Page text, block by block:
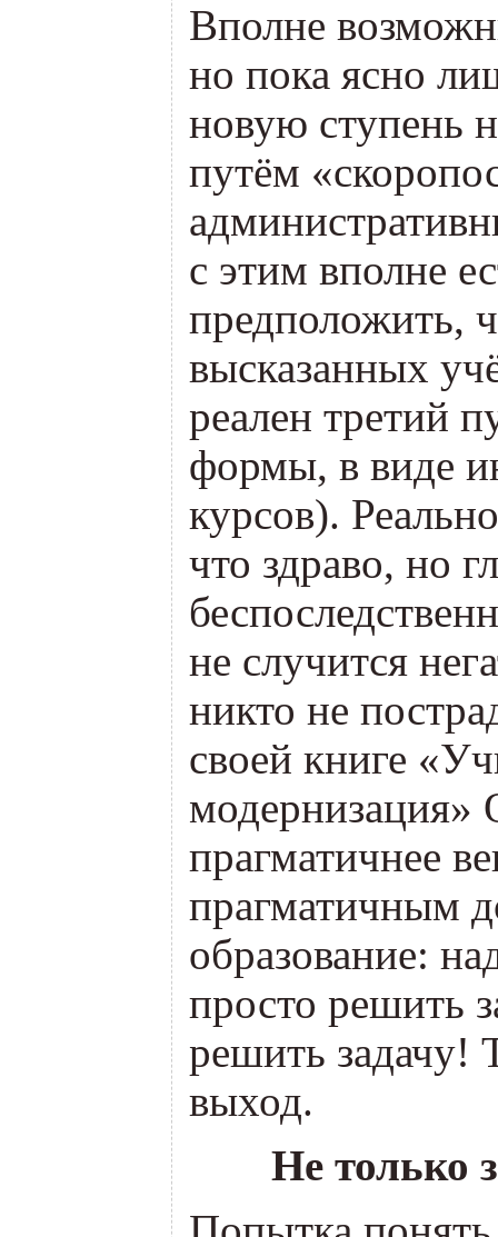
Вполне
но пока ясно
новую ступень
путём «
с этим вполне
предположить,
высказанных
реален третий
формы, в виде
курсов).
что здраво, но
не случится
никто не
своей книге «
прагматичнее
прагматичным
образование:
просто решить
решить задачу!
выход.
Не только